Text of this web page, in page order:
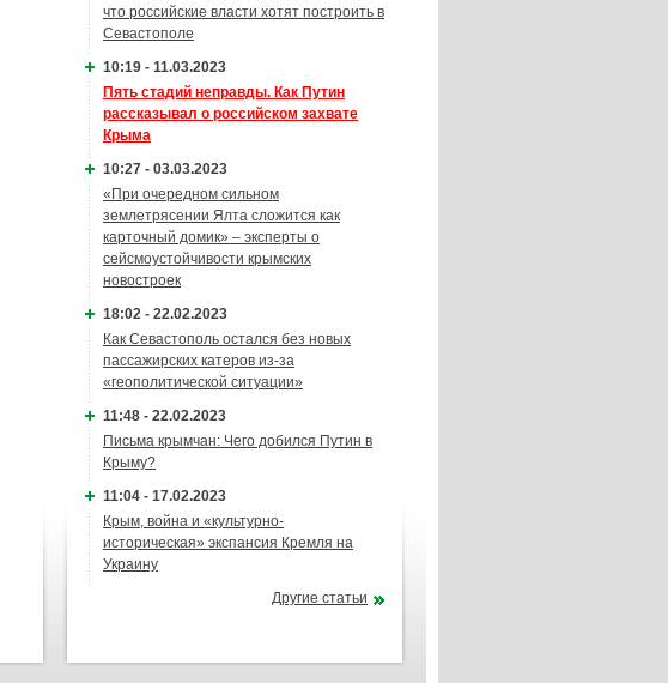
что российские власти хотят построить в
Севастополе
10:19 - 11.03.2023
Пять стадий неправды. Как Путин
рассказывал о российском захвате
Крыма
10:27 - 03.03.2023
«При очередном сильном
землетрясении Ялта сложится как
карточный домик» – эксперты о
сейсмоустойчивости крымских
новостроек
18:02 - 22.02.2023
Как Севастополь остался без новых
пассажирских катеров из-за
«геополитической ситуации»
11:48 - 22.02.2023
Письма крымчан: Чего добился Путин в
Крыму?
11:04 - 17.02.2023
Крым, война и «культурно-
историческая» экспансия Кремля на
Украину
Другие статьи